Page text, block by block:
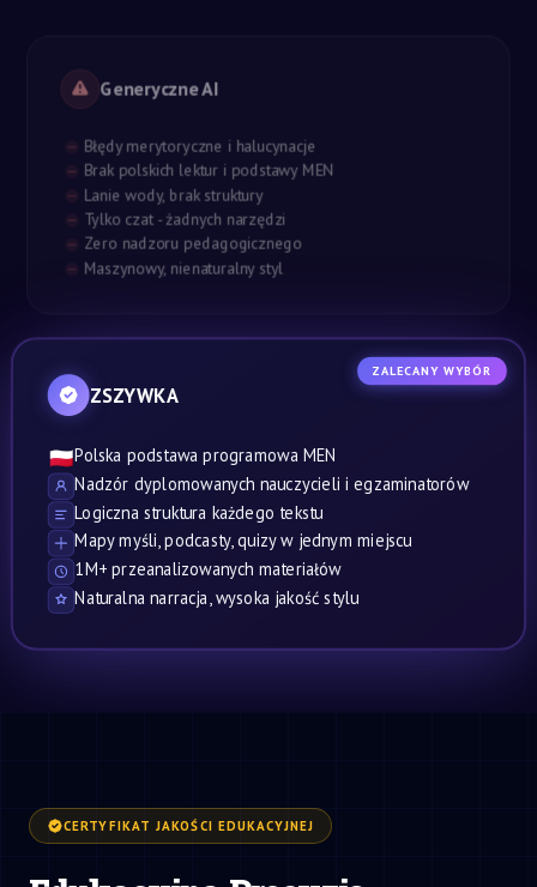
Generyczne AI
Błędy merytoryczne i halucynacje
Brak polskich lektur i podstawy MEN
Lanie wody, brak struktury
Tylko czat - żadnych narzędzi
Zero nadzoru pedagogicznego
Maszynowy, nienaturalny styl
ZALECANY WYBÓR
ZSZYWKA
🇵🇱Polska podstawa programowa MEN
Nadzór dyplomowanych nauczycieli i egzaminatorów
Logiczna struktura każdego tekstu
Mapy myśli, podcasty, quizy w jednym miejscu
1M+ przeanalizowanych materiałów
Naturalna narracja, wysoka jakość stylu
CERTYFIKAT JAKOŚCI EDUKACYJNEJ